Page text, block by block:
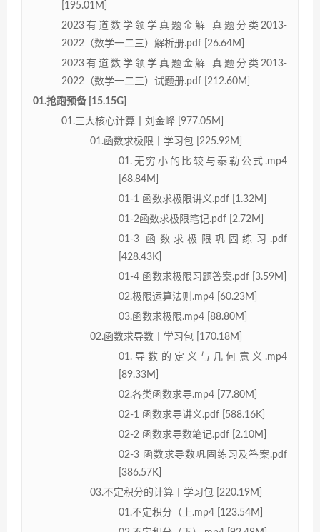
[195.01M]
2023有道数学领学真题金解 真题分类2013-
2022（数学一二三）解析册.pdf [26.64M]
2023有道数学领学真题金解 真题分类2013-
2022（数学一二三）试题册.pdf [212.60M]
01.抢跑预备 [15.15G]
01.三大核心计算丨刘金峰 [977.05M]
01.函数求极限丨学习包 [225.92M]
01.无穷小的比较与泰勒公式.mp4
[68.84M]
01-1 函数求极限讲义.pdf [1.32M]
01-2函数求极限笔记.pdf [2.72M]
01-3 函数求极限巩固练习.pdf
[428.43K]
01-4 函数求极限习题答案.pdf [3.59M]
02.极限运算法则.mp4 [60.23M]
03.函数求极限.mp4 [88.80M]
02.函数求导数丨学习包 [170.18M]
01.导数的定义与几何意义.mp4
[89.33M]
02.各类函数求导.mp4 [77.80M]
02-1 函数求导讲义.pdf [588.16K]
02-2 函数求导数笔记.pdf [2.10M]
02-3 函数求导数巩固练习及答案.pdf
[386.57K]
03.不定积分的计算丨学习包 [220.19M]
01.不定积分（上.mp4 [123.54M]